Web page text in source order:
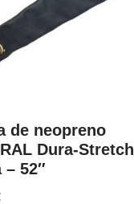
de neopreno
Dura-Stretch
– 52″